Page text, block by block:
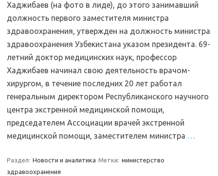
Хаджибаев (на фото в лиде), до этого занимавший
должность первого заместителя министра
здравоохранения, утвержден на должность министра
здравоохранения Узбекистана указом президента. 69-
летний доктор медицинских наук, профессор
Хаджибаев начинал свою деятельность врачом-
хирургом, в течение последних 20 лет работал
генеральным директором Республиканского научного
центра экстренной медицинской помощи,
председателем Ассоциации врачей экстренной
медицинской помощи, заместителем министра …
Раздел: Новости и аналитика Метки: министерство
здравоохранения